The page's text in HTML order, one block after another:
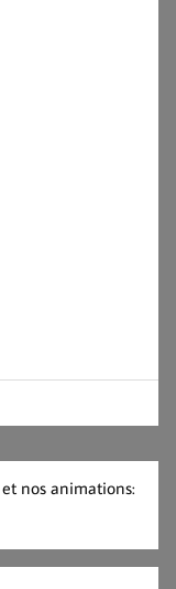
nos animations: